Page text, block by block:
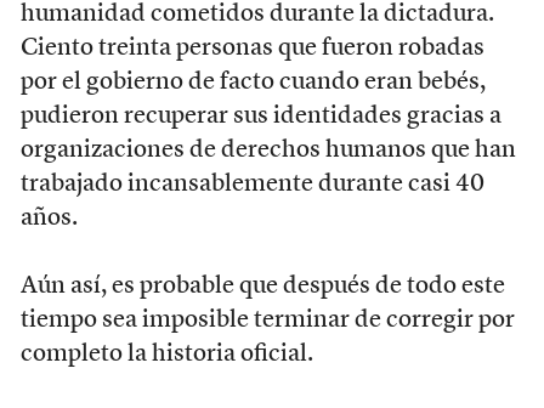
humanidad cometidos durante la dictadura.
Ciento treinta personas que fueron robadas
por el gobierno de facto cuando eran bebés,
pudieron recuperar sus identidades gracias a
organizaciones de derechos humanos que han
trabajado incansablemente durante casi 40
años.
Aún así, es probable que después de todo este
tiempo sea imposible terminar de corregir por
completo la historia oficial.